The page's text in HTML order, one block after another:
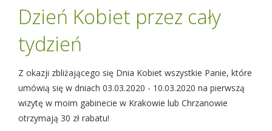
Dzień Kobiet przez cały
tydzień
Z okazji zbliżającego się Dnia Kobiet wszystkie Panie, które
umówią się w dniach 03.03.2020 - 10.03.2020 na pierwszą
wizytę w moim gabinecie w Krakowie lub Chrzanowie
otrzymają 30 zł rabatu!